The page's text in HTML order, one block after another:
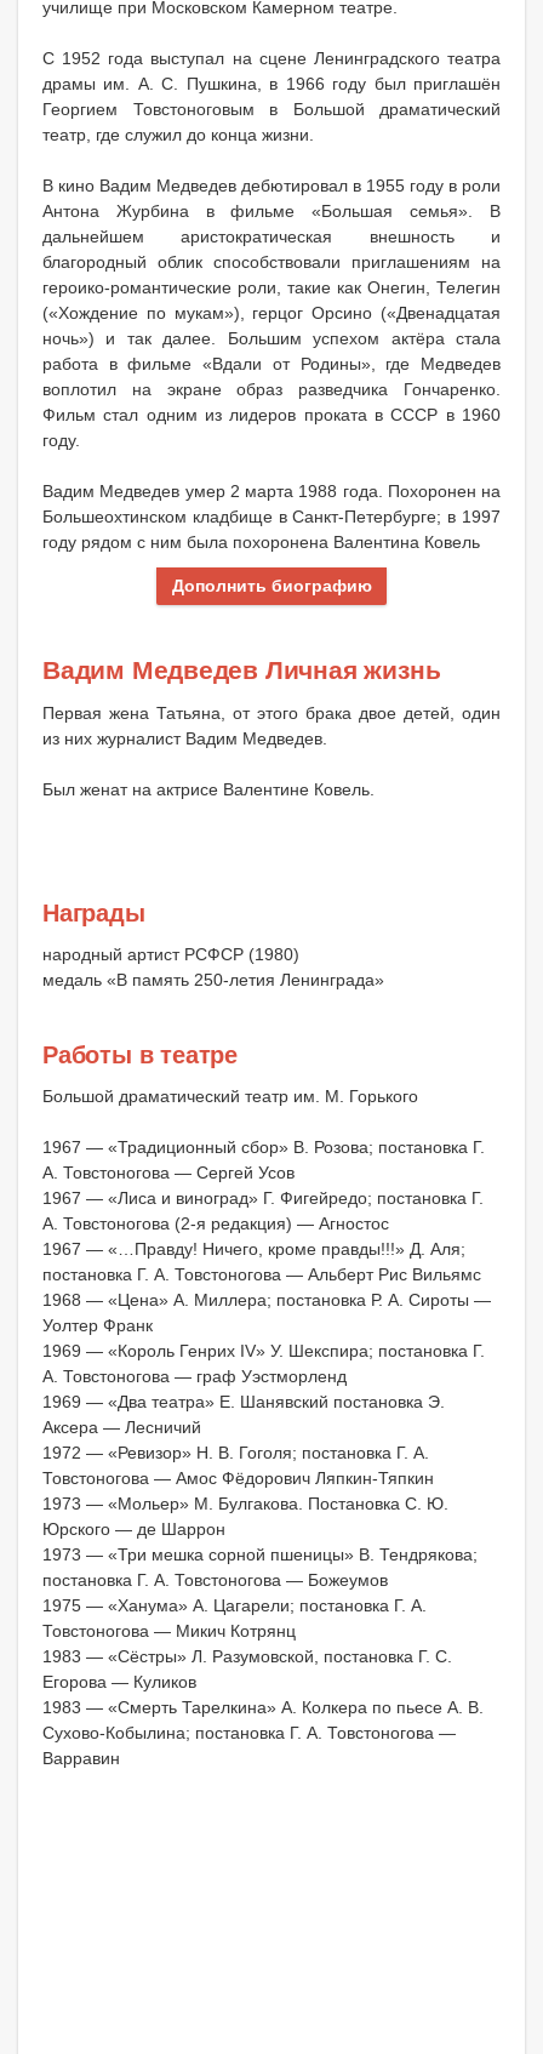
училище при Московском Камерном театре.
С 1952 года выступал на сцене Ленинградского театра
драмы им. А. С. Пушкина, в 1966 году был приглашён
Георгием Товстоноговым в Большой драматический
театр, где служил до конца жизни.
В кино Вадим Медведев дебютировал в 1955 году в роли
Антона Журбина в фильме «Большая семья». В
дальнейшем аристократическая внешность и
благородный облик способствовали приглашениям на
героико-романтические роли, такие как Онегин, Телегин
(«Хождение по мукам»), герцог Орсино («Двенадцатая
ночь») и так далее. Большим успехом актёра стала
работа в фильме «Вдали от Родины», где Медведев
воплотил на экране образ разведчика Гончаренко.
Фильм стал одним из лидеров проката в СССР в 1960
году.
Вадим Медведев умер 2 марта 1988 года. Похоронен на
Большеохтинском кладбище в Санкт-Петербурге; в 1997
году рядом с ним была похоронена Валентина Ковель
Дополнить биографию
Вадим Медведев Личная жизнь
Первая жена Татьяна, от этого брака двое детей, один
из них журналист Вадим Медведев.
Был женат на актрисе Валентине Ковель.
Награды
народный артист РСФСР (1980)
медаль «В память 250-летия Ленинграда»
Работы в театре
Большой драматический театр им. М. Горького
1967 — «Традиционный сбор» В. Розова; постановка Г.
А. Товстоногова — Сергей Усов
1967 — «Лиса и виноград» Г. Фигейредо; постановка Г.
А. Товстоногова (2-я редакция) — Агностос
1967 — «…Правду! Ничего, кроме правды!!!» Д. Аля;
постановка Г. А. Товстоногова — Альберт Рис Вильямс
1968 — «Цена» A. Миллера; постановка Р. А. Сироты —
Уолтер Франк
1969 — «Король Генрих IV» У. Шекспира; постановка Г.
А. Товстоногова — граф Уэстморленд
1969 — «Два театра» Е. Шанявский постановка Э.
Аксера — Лесничий
1972 — «Ревизор» Н. В. Гоголя; постановка Г. А.
Товстоногова — Амос Фёдорович Ляпкин-Тяпкин
1973 — «Мольер» М. Булгакова. Постановка С. Ю.
Юрского — де Шаррон
1973 — «Три мешка сорной пшеницы» В. Тендрякова;
постановка Г. А. Товстоногова — Божеумов
1975 — «Ханума» А. Цагарели; постановка Г. А.
Товстоногова — Микич Котрянц
1983 — «Сёстры» Л. Разумовской, постановка Г. С.
Егорова — Куликов
1983 — «Смерть Тарелкина» А. Колкера по пьесе А. В.
Сухово-Кобылина; постановка Г. А. Товстоногова —
Варравин